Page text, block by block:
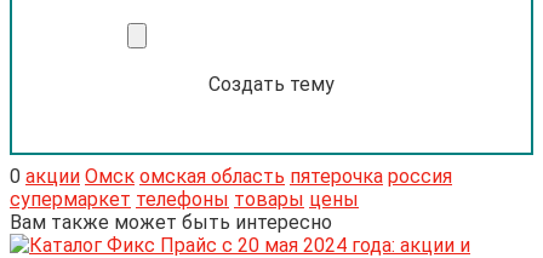
Создать тему
0 акции Омск омская область пятерочка россия
супермаркет телефоны товары цены
Вам также может быть интересно